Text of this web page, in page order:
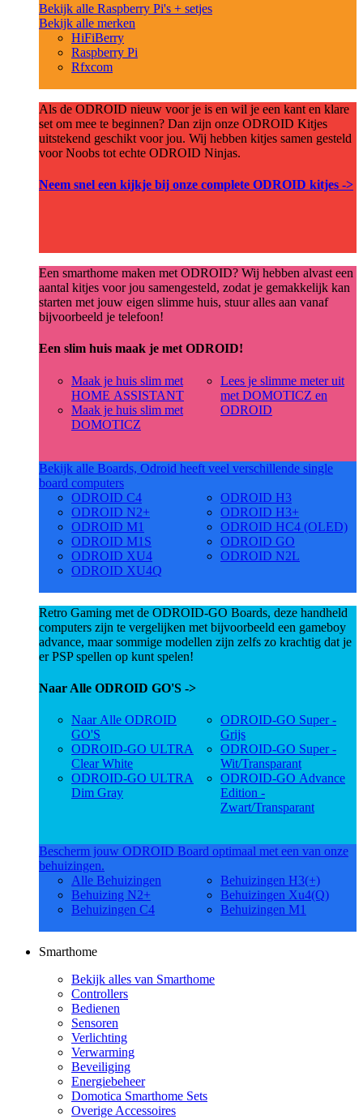
Bekijk alle Raspberry Pi's + setjes
Bekijk alle merken
HiFiBerry
Raspberry Pi
Rfxcom
Als de ODROID nieuw voor je is en wil je een kant en klare
set om mee te beginnen? Dan zijn onze ODROID Kitjes
uitstekend geschikt voor jou. Wij hebben kitjes samen gesteld
voor Noobs tot echte ODROID Ninjas.
Neem snel een kijkje bij onze complete ODROID kitjes ->
Een smarthome maken met ODROID? Wij hebben alvast een
aantal kitjes voor jou samengesteld, zodat je gemakkelijk kan
starten met jouw eigen slimme huis, stuur alles aan vanaf
bijvoorbeeld je telefoon!
Een slim huis maak je met ODROID!
Maak je huis slim met
HOME ASSISTANT
Maak je huis slim met
DOMOTICZ
Lees je slimme meter uit
met DOMOTICZ en
ODROID
Bekijk alle Boards, Odroid heeft veel verschillende single
board computers
ODROID C4
ODROID N2+
ODROID M1
ODROID M1S
ODROID XU4
ODROID XU4Q
ODROID H3
ODROID H3+
ODROID HC4 (OLED)
ODROID GO
ODROID N2L
Retro Gaming met de ODROID-GO Boards, deze handheld
computers zijn te vergelijken met bijvoorbeeld een gameboy
advance, maar sommige modellen zijn zelfs zo krachtig dat je
er PSP spellen op kunt spelen!
Naar Alle ODROID GO'S ->
Naar Alle ODROID
GO'S
ODROID-GO ULTRA
Clear White
ODROID-GO ULTRA
Dim Gray
ODROID-GO Super -
Grijs
ODROID-GO Super -
Wit/Transparant
ODROID-GO Advance
Edition -
Zwart/Transparant
Bescherm jouw ODROID Board optimaal met een van onze
behuizingen.
Alle Behuizingen
Behuizing N2+
Behuizingen C4
Behuizingen H3(+)
Behuizingen Xu4(Q)
Behuizingen M1
Smarthome
Bekijk alles van Smarthome
Controllers
Bedienen
Sensoren
Verlichting
Verwarming
Beveiliging
Energiebeheer
Domotica Smarthome Sets
Overige Accessoires